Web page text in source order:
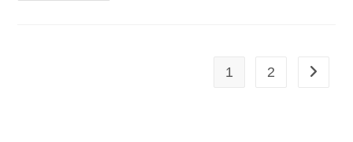
1 2 Zur